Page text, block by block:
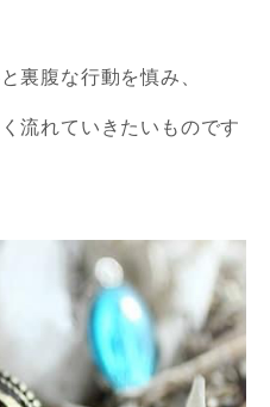
裏腹な行動を慎み、
流れていきたいものです